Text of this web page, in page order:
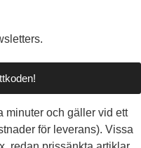
minuter och gäller vid ett
för leverans). Vissa